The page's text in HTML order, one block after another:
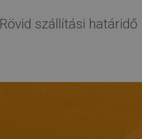
Rövid szállítási határidő